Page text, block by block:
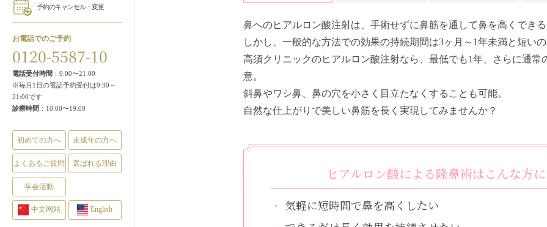
予約のキャンセル・変更
お電話でのご予約
0120-5587-10
電話受付時間 ：9:00〜21:00
※毎月1日の電話予約受付は9:30～
21:00です
診療時間 ：10:00〜19:00
初めての方へ 未成年の方へ
よくあるご質問 選ばれる理由
学会活動
中文网站 English
鼻へのヒアルロン酸注射は、手術せずに鼻筋を通して鼻を高くでき
しかし、一般的な方法での効果の持続期間は3ヶ月～1年未満と短いの
高須クリニックのヒアルロン酸注射なら、最低でも1年、さらに通常
意。
斜鼻やワシ鼻、鼻の穴を小さく目立たなくすることも可能。
自然な仕上がりで美しい鼻筋を長く実現してみませんか？
ヒアルロン酸による隆鼻術はこんな方に
・ 気軽に短時間で鼻を高くしたい